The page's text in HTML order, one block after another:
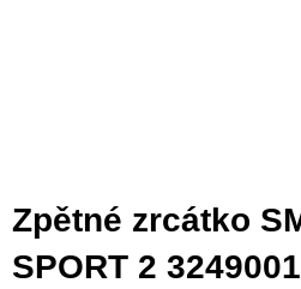
Zpětné zrcátko
SPORT 2